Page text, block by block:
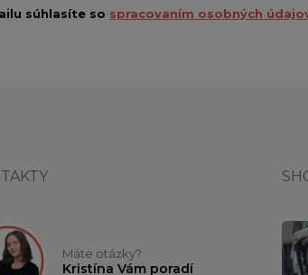
súhlasíte so spracovaním osobných
Máte otázky?
Kristína Vám poradí